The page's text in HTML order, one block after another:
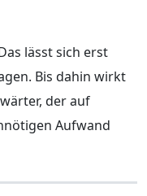
lässt sich erst
Bis dahin wirkt
der auf
Aufwand